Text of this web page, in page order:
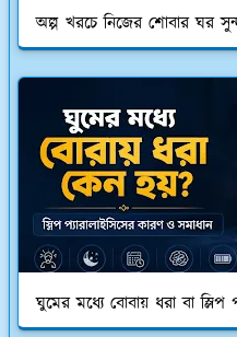
অল্প খরচে নিজের শোবার ঘর
ঘুমের মধ্যে বোবায় ধরা বা স্লিপ